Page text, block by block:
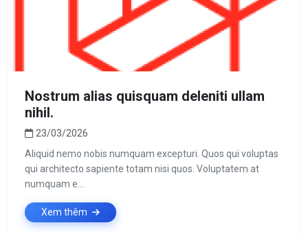
Nostrum alias quisquam deleniti ullam
nihil.
23/03/2026
Aliquid nemo nobis numquam excepturi. Quos qui voluptas
qui architecto sapiente totam nisi quos. Voluptatem at
numquam e...
Xem thêm